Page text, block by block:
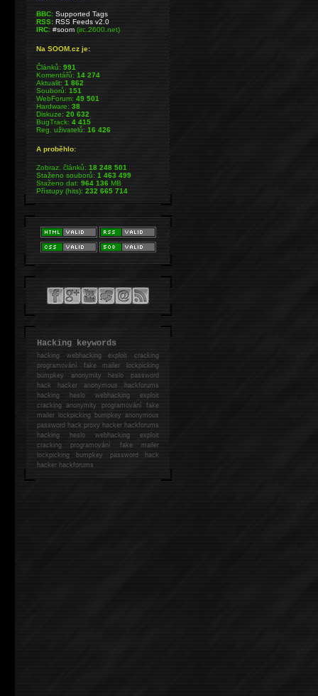
BBC: Supported Tags
RSS: RSS Feeds v2.0
IRC: #soom(irc.2600.net)
Na SOOM.cz je:
Článků:991
Komentářů:14 274
Aktualit:1 862
Souborů:151
WebForum:49 501
Hardware:38
Diskuze:20 632
BugTrack:4 415
Reg. uživatelů:16 426
A proběhlo:
Zobraz. článků:18 248 501
Staženo souborů:1 463 499
Staženo dat:964 136MB
Přístupy (hits):232 665 714
Hacking keywords
hackingwebhacking exploit cracking
programování fake mailer lockpicking
bumpkey anonymity heslo password
hackhacker anonymous hackforums
hackingheslo webhacking exploit
cracking anonymity programování fake
mailer lockpicking bumpkey anonymous
password hack proxy hacker hackforums
hacking heslo webhacking exploit
cracking programování fake mailer
lockpicking bumpkey password hack
hackerhackforums